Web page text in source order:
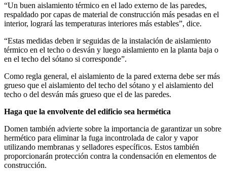
“Un buen aislamiento térmico en el lado externo de las paredes,
respaldado por capas de material de construcción más pesadas en el
interior, logrará las temperaturas interiores más estables”, dice.
“Estas medidas deben ir seguidas de la instalación de aislamiento
térmico en el techo o desván y luego aislamiento en la planta baja o
en el techo del sótano si corresponde”.
Como regla general, el aislamiento de la pared externa debe ser más
grueso que el aislamiento del techo del sótano y el aislamiento del
techo o del desván más grueso que el de las paredes.
Haga que la envolvente del edificio sea hermética
Domen también advierte sobre la importancia de garantizar un sobre
hermético para eliminar la fuga incontrolada de calor y vapor
utilizando membranas y selladores específicos. Estos también
proporcionarán protección contra la condensación en elementos de
construcción.